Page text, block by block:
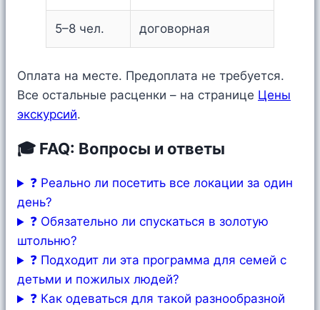
5–8 чел. договорная
Оплата на месте. Предоплата не требуется.
Все остальные расценки – на странице Цены
экскурсий.
🎓 FAQ: Вопросы и ответы
❓ Реально ли посетить все локации за один
день?
❓ Обязательно ли спускаться в золотую
штольню?
❓ Подходит ли эта программа для семей с
детьми и пожилых людей?
❓ Как одеваться для такой разнообразной